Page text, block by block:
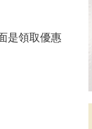
是領取優惠